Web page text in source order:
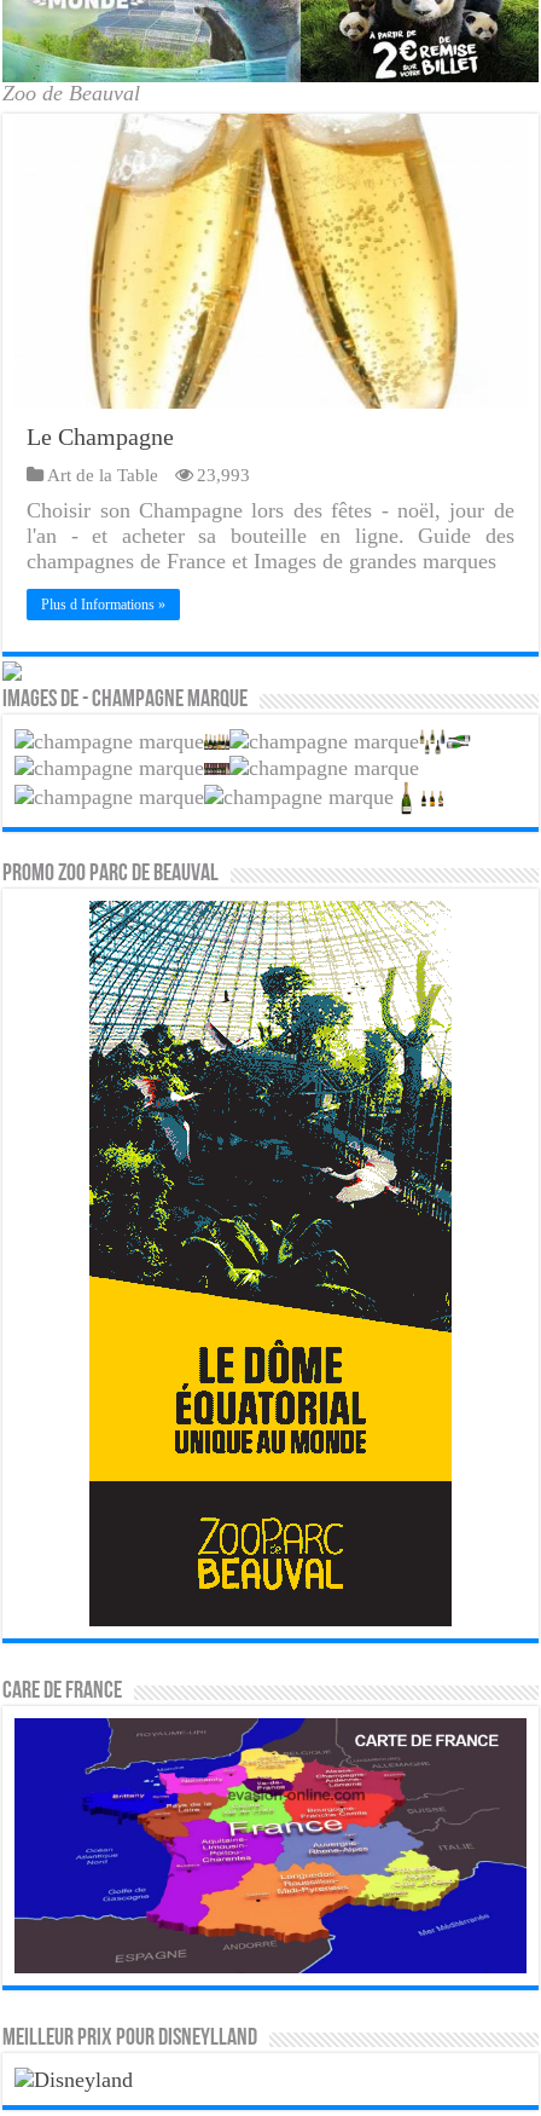
Zoo de Beauval
Le Champagne
Art de la Table 23,993
Choisir son Champagne lors des fêtes - noël, jour de
l'an - et acheter sa bouteille en ligne. Guide des
champagnes de France et Images de grandes marques
Plus d Informations »
Images de - Champagne marque
PROMO ZOO PARC DE BEAUVAL
CARE DE FRANCE
MEILLEUR PRIX POUR DISNEYLLAND